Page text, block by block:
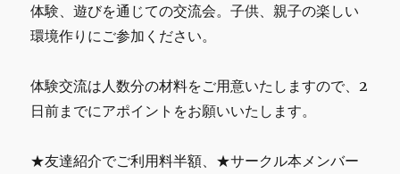
体験、遊びを通じての交流会。子供、親子の楽しい
環境作りにご参加ください。
体験交流は人数分の材料をご用意いたしますので、2
日前までにアポイントをお願いいたします。
★友達紹介でご利用料半額、★サークル本メンバー